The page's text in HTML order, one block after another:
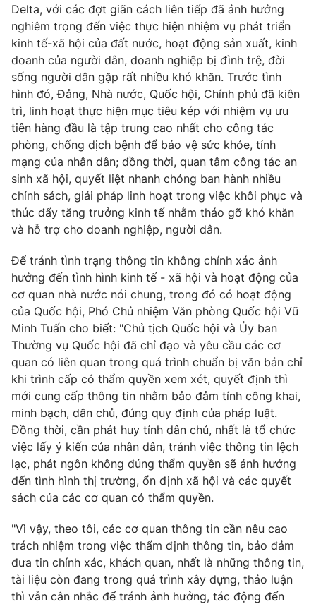
Giấy phép hoạt động báo in và báo điện tử số 483/GP-BTTTT
cấp ngày 29/12/2023
Tổng Biên tập:Vũ Thanh Thủy
Phó Tổng Biên tập: Nguyễn Thị Mỹ Hạnh, Phạm Quốc Thắng,
Nguyễn Trọng Ninh
Tổng đài VTV:024.38 355 931 - 024.38 355 932
Ðiện thoại Thời báo VTV:024.66 897 897
Email:toasoan@vtv.vn
Liên hệ quảng cáo:024-7300.7108
® Cấm sao chép dưới mọi hình thức nếu không có sự chấp
thuận bằng văn bản. Ghi rõ nguồn VTV.vn khi phát hành lại
thông tin từ website này.
Delta, với các đợt giãn cách liên tiếp đã ảnh hưởng
nghiêm trọng đến việc thực hiện nhiệm vụ phát triển
kinh tế-xã hội của đất nước, hoạt động sản xuất, kinh
doanh của người dân, doanh nghiệp bị đình trệ, đời
sống người dân gặp rất nhiều khó khăn. Trước tình
hình đó, Đảng, Nhà nước, Quốc hội, Chính phủ đã kiên
trì, linh hoạt thực hiện mục tiêu kép với nhiệm vụ ưu
tiên hàng đầu là tập trung cao nhất cho công tác
phòng, chống dịch bệnh để bảo vệ sức khỏe, tính
mạng của nhân dân; đồng thời, quan tâm công tác an
sinh xã hội, quyết liệt nhanh chóng ban hành nhiều
chính sách, giải pháp linh hoạt trong việc khôi phục và
thúc đẩy tăng trưởng kinh tế nhằm tháo gỡ khó khăn
và hỗ trợ cho doanh nghiệp, người dân.
Để tránh tình trạng thông tin không chính xác ảnh
hưởng đến tình hình kinh tế - xã hội và hoạt động của
cơ quan nhà nước nói chung, trong đó có hoạt động
của Quốc hội, Phó Chủ nhiệm Văn phòng Quốc hội Vũ
Minh Tuấn cho biết: "Chủ tịch Quốc hội và Ủy ban
Thường vụ Quốc hội đã chỉ đạo và yêu cầu các cơ
quan có liên quan trong quá trình chuẩn bị văn bản chỉ
khi trình cấp có thẩm quyền xem xét, quyết định thì
mới cung cấp thông tin nhằm bảo đảm tính công khai,
minh bạch, dân chủ, đúng quy định của pháp luật.
Đồng thời, cần phát huy tính dân chủ, nhất là tổ chức
việc lấy ý kiến của nhân dân, tránh việc thông tin lệch
lạc, phát ngôn không đúng thẩm quyền sẽ ảnh hưởng
đến tình hình thị trường, ổn định xã hội và các quyết
sách của các cơ quan có thẩm quyền.
"Vì vậy, theo tôi, các cơ quan thông tin cần nêu cao
trách nhiệm trong việc thẩm định thông tin, bảo đảm
đưa tin chính xác, khách quan, nhất là những thông tin,
tài liệu còn đang trong quá trình xây dựng, thảo luận
thì vẫn cân nhắc để tránh ảnh hưởng, tác động đến